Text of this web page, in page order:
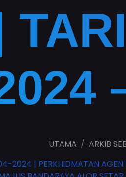
UTAMA
ARKIB
2024 | PERKHIDMATAN AGEN